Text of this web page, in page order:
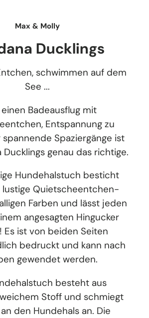
Max & Molly
Ducklings
schwimmen auf dem
See ...
einen Badeausflug mit
Entspannung zu
Spaziergänge ist
Ducklings genau das richtige.
Hundehalstuch besticht
lustige Quietscheentchen-
Farben und lässt jeden
angesagten Hingucker
Es ist von beiden Seiten
bedruckt und kann nach
gewendet werden.
besteht aus
Stoff und schmiegt
den Hundehals an. Die